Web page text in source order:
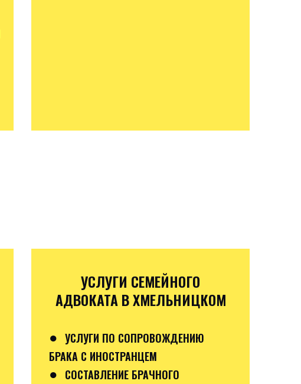
УСЛУГИ СЕМЕЙНОГО
АДВОКАТА В ХМЕЛЬНИЦКОМ
● УСЛУГИ ПО СОПРОВОЖДЕНИЮ
БРАКА С ИНОСТРАНЦЕМ
● СОСТАВЛЕНИЕ БРАЧНОГО